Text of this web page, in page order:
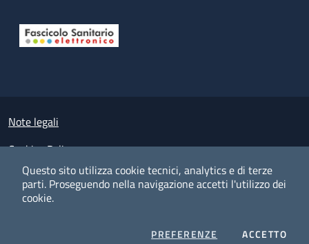
Questo sito utilizza cookie tecnici, analytics e di terze
parti. Proseguendo nella navigazione accetti l'utilizzo dei
cookie.
PREFERENZE COOKIESACCETTOI
Small prints
Note legali
Cookies Policy
Policy privacy e protezione del dato personale
Albo pretorio on-line